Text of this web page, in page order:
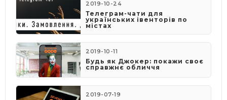
2019-10-24
Телеграм-чати для
українських івенторів по
містах
2019-10-11
Будь як Джокер: покажи своє
справжнє обличчя
2019-07-19